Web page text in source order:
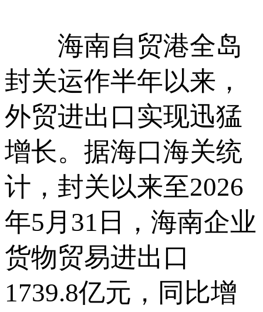
海南自贸港全岛
封关运作半年以来，
外贸进出口实现迅猛
增长。据海口海关统
计，封关以来至2026
年5月31日，海南企业
货物贸易进出口
1739.8亿元，同比增